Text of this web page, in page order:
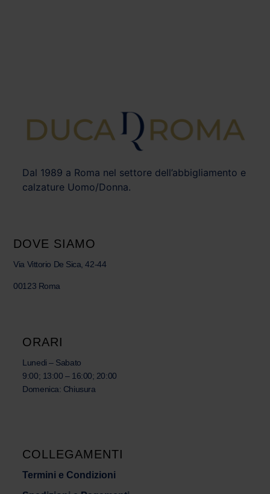
Dal 1989 a Roma nel settore dell’abbigliamento e
calzature Uomo/Donna.
DOVE SIAMO
Via Vittorio De Sica, 42-44
00123 Roma
ORARI
Lunedi – Sabato
9:00; 13:00 – 16:00; 20:00
Domenica: Chiusura
COLLEGAMENTI
Termini e Condizioni